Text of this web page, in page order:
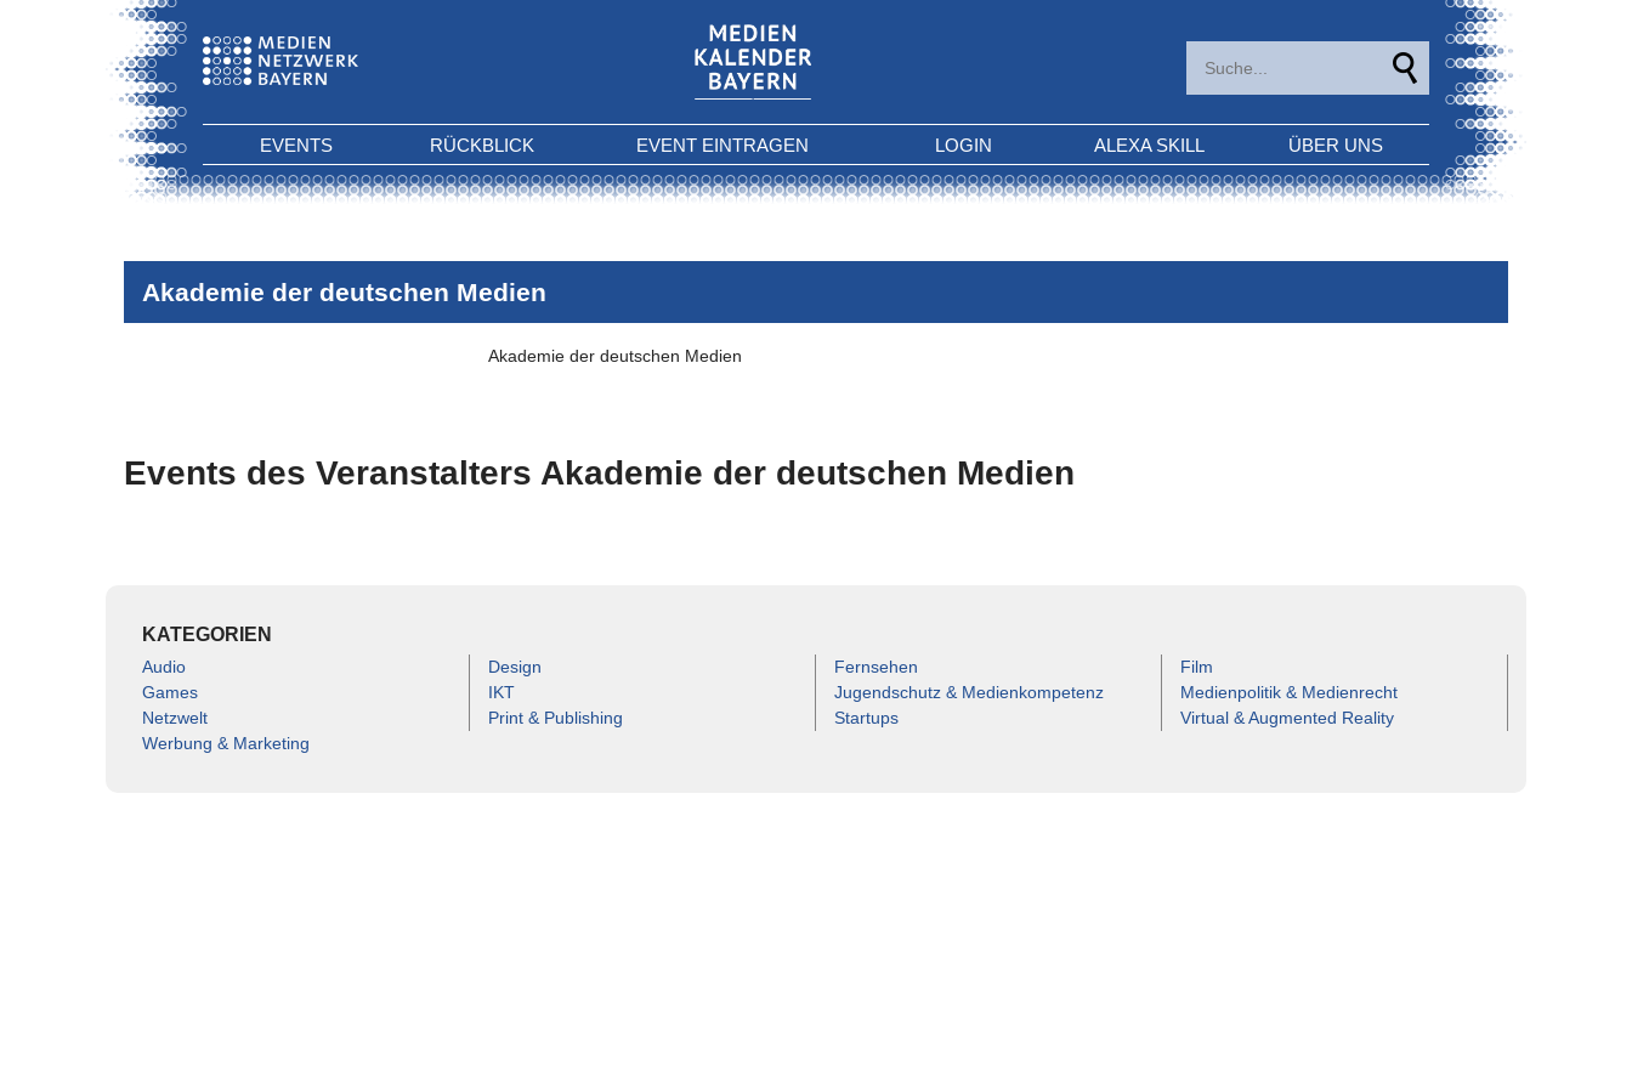
EVENTS RÜCKBLICK EVENT EINTRAGEN LOGIN ALEXA SKILL ÜBER UNS
Akademie der deutschen Medien
Akademie der deutschen Medien
Events des Veranstalters Akademie der deutschen Medien
KATEGORIEN
Audio Design Fernsehen
Film
Games
IKT Jugendschutz & Medienkompetenz
Medienpolitik & Medienrecht
Netzwelt
Print & Publishing Startups
Virtual & Augmented Reality
Werbung & Marketing